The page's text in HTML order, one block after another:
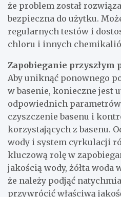
że problem został
bezpieczna do użytku.
regularnych testów i
chloru i innych
Zapobieganie przyszłym
Aby uniknąć ponownego
w basenie, konieczne jest
odpowiednich
czyszczenie basenu i
korzystających z basenu.
wody i system cyrkulacji
kluczową rolę w
jakością wody, żółta woda
że należy podjąć
przywrócić właściwą